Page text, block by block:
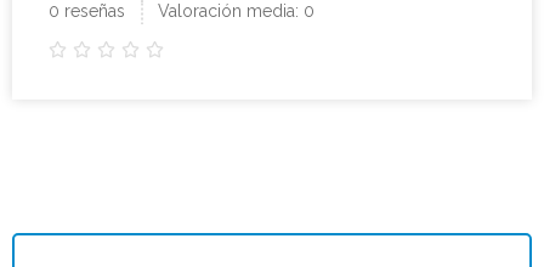
0 reseñas
Valoración media: 0
    